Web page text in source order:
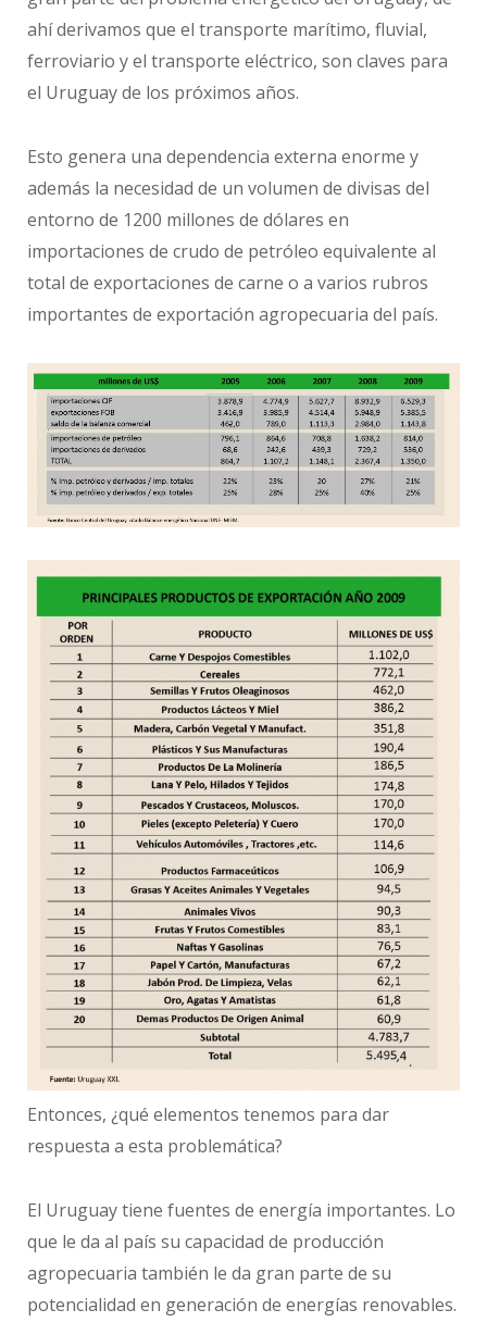
ahí derivamos que el transporte marítimo, fluvial,
ferroviario y el transporte eléctrico, son claves para
el Uruguay de los próximos años.
Esto genera una dependencia externa enorme y
además la necesidad de un volumen de divisas del
entorno de 1200 millones de dólares en
importaciones de crudo de petróleo equivalente al
total de exportaciones de carne o a varios rubros
importantes de exportación agropecuaria del país.
Entonces, ¿qué elementos tenemos para dar
respuesta a esta problemática?
El Uruguay tiene fuentes de energía importantes. Lo
que le da al país su capacidad de producción
agropecuaria también le da gran parte de su
potencialidad en generación de energías renovables.